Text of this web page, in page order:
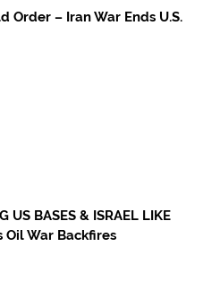
Order – Iran War Ends U.S.
BASES & ISRAEL LIKE
Oil War Backfires